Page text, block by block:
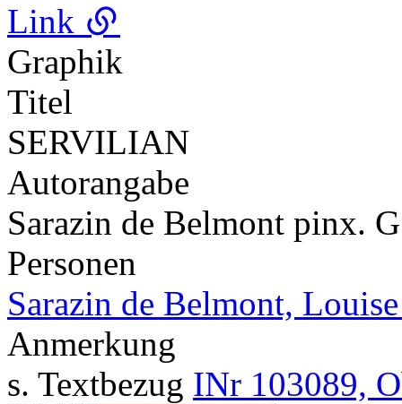
Link
Graphik
Titel
SERVILIAN
Autorangabe
Sarazin de Belmont pinx.
Personen
Sarazin de Belmont,
Anmerkung
s. Textbezug INr 103089,